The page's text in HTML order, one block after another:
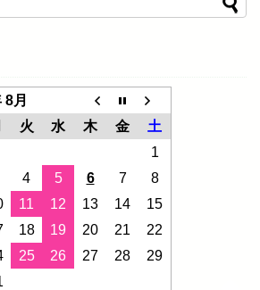
8月
火 水 木 金
土
1
4 5 6 7
8
11 12 13 14
15
18 19 20 21
22
25 26 27 28
29